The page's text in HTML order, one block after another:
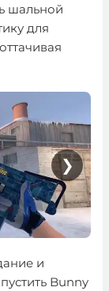
шальной
для
❯
и
Bunny